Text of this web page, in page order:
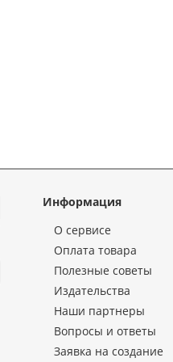
Информация
О сервисе
Оплата товара
Полезные советы
Издательства
Наши партнеры
Вопросы и ответы
Заявка на создание